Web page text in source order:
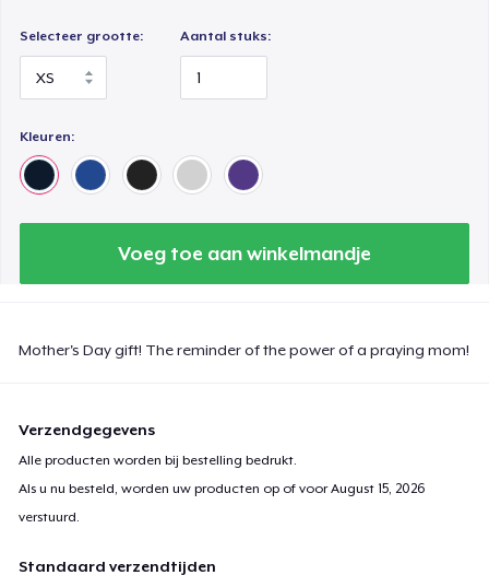
Selecteer grootte: Aantal stuks:
Kleuren:
Voeg toe aan winkelmandje
Mother's Day gift! The reminder of the power of a praying mom!
Verzendgegevens
Alle producten worden bij bestelling bedrukt.
Als u nu besteld, worden uw producten op of voorAugust 15, 2026
verstuurd.
Standaard verzendtijden